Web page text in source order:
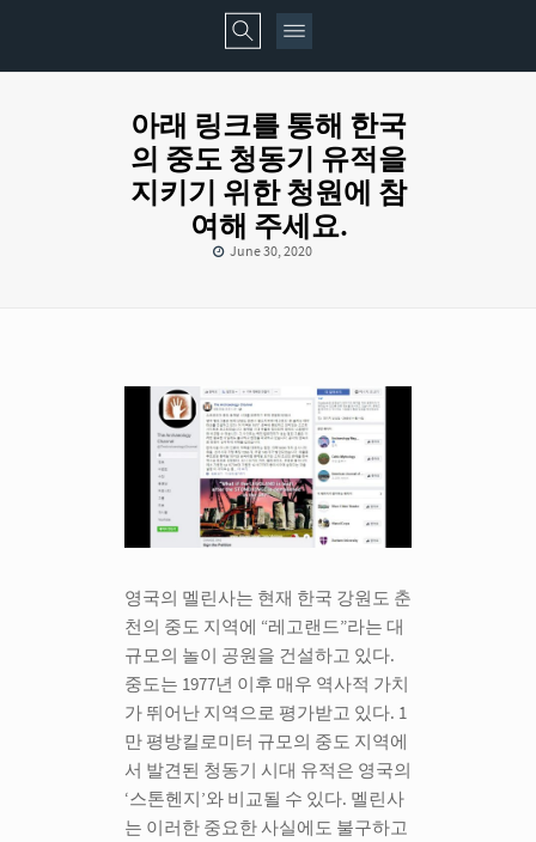
아래 링크를 통해 한국
의 중도 청동기 유적을
지키기 위한 청원에 참
여해 주세요.
June 30, 2020
영국의 멜린사는 현재 한국 강원도 춘
천의 중도 지역에 “레고랜드”라는 대
규모의 놀이 공원을 건설하고 있다.
중도는 1977년 이후 매우 역사적 가치
가 뛰어난 지역으로 평가받고 있다. 1
만 평방킬로미터 규모의 중도 지역에
서 발견된 청동기 시대 유적은 영국의
‘스톤헨지’와 비교될 수 있다. 멜린사
는 이러한 중요한 사실에도 불구하고